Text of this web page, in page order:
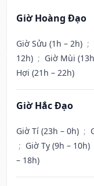
Giờ Hoàng Đạo
Giờ Sửu (1h – 2h) ;
12h) ; Giờ Mùi
Hợi (21h – 22h)
Giờ Hắc Đạo
Giờ Tí (23h – 0h) ;
; Giờ Tỵ (9h – 10h)
– 18h)